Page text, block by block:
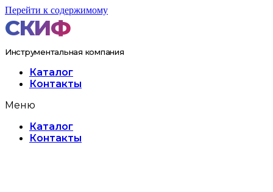
Перейти к содержимому
Инструментальная компания
Каталог
Контакты
Меню
Каталог
Контакты